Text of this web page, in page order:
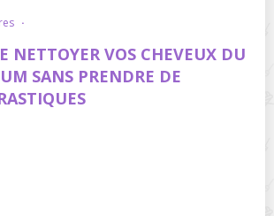
·
NETTOYER VOS CHEVEUX DU
SANS PRENDRE DE